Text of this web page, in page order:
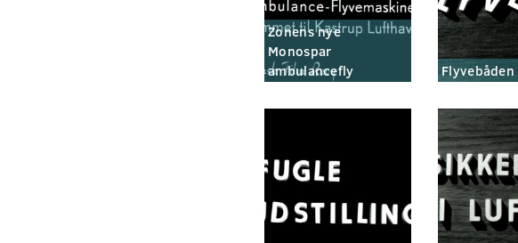
Zonens nye
Monospar
ambulancefly
Flyvebåden